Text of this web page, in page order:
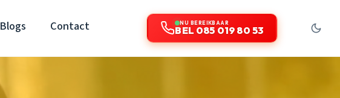
Blogs Contact NU BEREIKBAAR
BEL 085 019 80 53